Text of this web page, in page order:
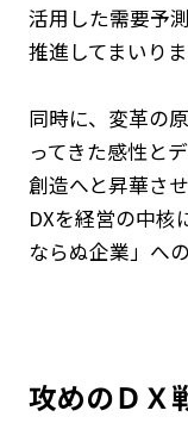
活用した需要予
推進してまいりま
同時に、変革の
ってきた感性と
創造へと昇華さ
DXを経営の中核
ならぬ企業」へ
攻めのＤＸ